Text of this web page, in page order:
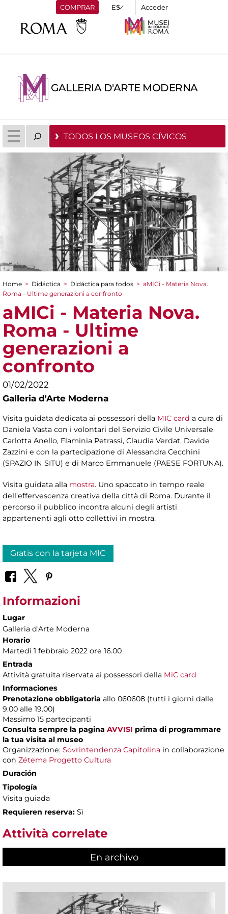
COMPRAR Acceder
GALLERIA D'ARTE MODERNA
TODOS LOS MUSEOS CÍVICOS
You are here
Home > Didáctica > Didáctica para todos > aMICi - Materia Nova.
Roma - Ultime generazioni a confronto
aMICi - Materia Nova.
Roma - Ultime
generazioni a
confronto
01/02/2022
Galleria d'Arte Moderna
Visita guidata dedicata ai possessori della MIC card a cura di
Daniela Vasta con i volontari del Servizio Civile Universale
Carlotta Anello, Flaminia Petrassi, Claudia Verdat, Davide
Zazzini e con la partecipazione di Alessandra Cecchini
(SPAZIO IN SITU) e di Marco Emmanuele (PAESE FORTUNA).
Visita guidata alla mostra. Uno spaccato in tempo reale
dell'effervescenza creativa della città di Roma. Durante il
percorso il pubblico incontra alcuni degli artisti
appartenenti agli otto collettivi in mostra.
Gratis con la tarjeta MIC
Informazioni
Lugar
Galleria d'Arte Moderna
Horario
Martedì 1 febbraio 2022 ore 16.00
Entrada
Attività gratuita riservata ai possessori della MiC card
Informaciones
Prenotazione obbligatoria allo 060608 (tutti i giorni dalle
9.00 alle 19.00)
Massimo 15 partecipanti
Consulta sempre la pagina AVVISI prima di programmare
la tua visita al museo
Organizzazione: Sovrintendenza Capitolina in collaborazione
con Zétema Progetto Cultura
Duración
Tipología
Visita guiada
Requieren reserva: Sì
Attività correlate
En archivo